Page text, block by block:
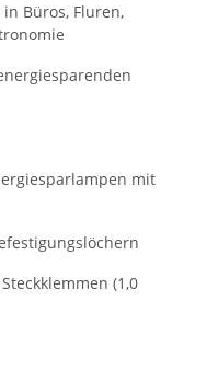
Büros, Fluren,
mit
(1,0